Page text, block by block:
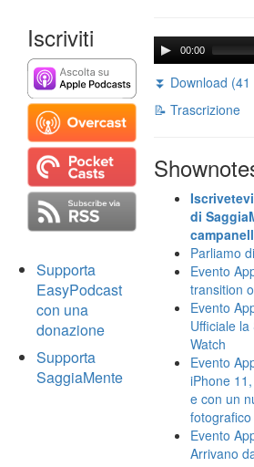
Iscriviti
Supporta
EasyPodcast
con una
donazione
Supporta
SaggiaMente
00:00
⏬ Download (41
📝 Trascrizione
di
Parliamo
Evento
transition
Evento
Ufficiale
Watch
Evento
iPhone
e con un
fotografico
Evento
Arrivano